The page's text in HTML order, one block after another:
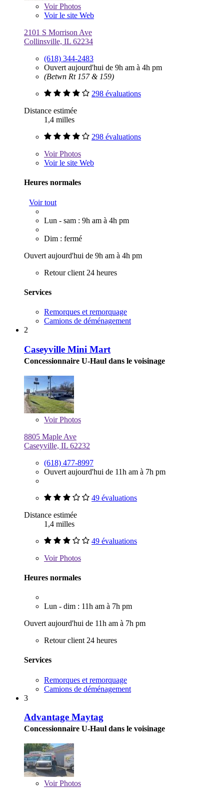
VoirPhotos
Voir le site Web
2101 S Morrison Ave
Collinsville, IL 62234
(618) 344-2483
Ouvert aujourd'hui de 9h am à 4h pm
(Betwn Rt 157 & 159)
298 évaluations
Distance estimée
1,4 milles
298 évaluations
VoirPhotos
Voir le site Web
Heures normales
Voir tout
Lun - sam : 9h am à 4h pm
Dim : fermé
Ouvert aujourd'hui de 9h am à 4h pm
Retour client 24 heures
Services
Remorques et remorquage
Camions de déménagement
2
Caseyville Mini Mart
Concessionnaire U-Haul dans le voisinage
VoirPhotos
8805 Maple Ave
Caseyville, IL 62232
(618) 477-8997
Ouvert aujourd'hui de 11h am à 7h pm
49 évaluations
Distance estimée
1,4 milles
49 évaluations
VoirPhotos
Heures normales
Lun - dim : 11h am à 7h pm
Ouvert aujourd'hui de 11h am à 7h pm
Retour client 24 heures
Services
Remorques et remorquage
Camions de déménagement
3
Advantage Maytag
Concessionnaire U-Haul dans le voisinage
VoirPhotos